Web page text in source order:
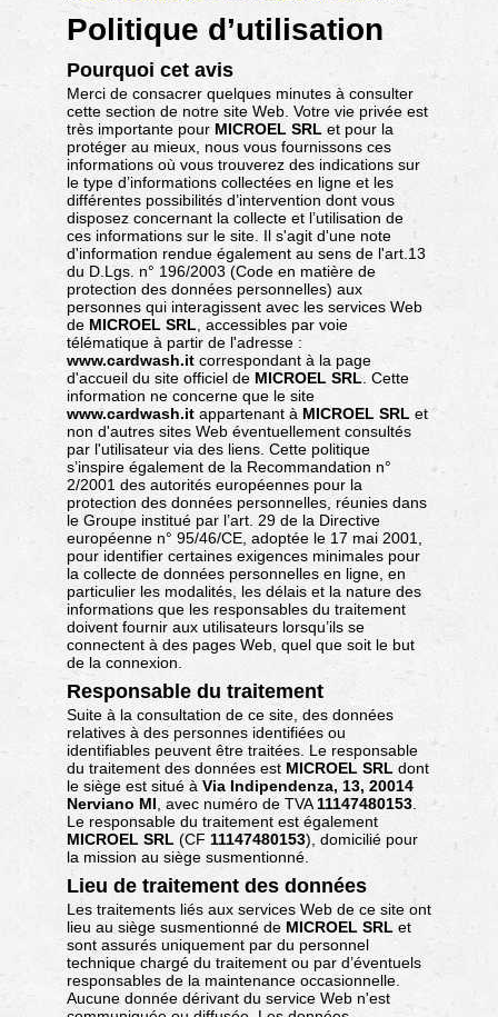
Politique d’utilisation
Pourquoi cet avis
Merci de consacrer quelques minutes à consulter
cette section de notre site Web. Votre vie privée est
très importante pour MICROEL SRL et pour la
protéger au mieux, nous vous fournissons ces
informations où vous trouverez des indications sur
le type d’informations collectées en ligne et les
différentes possibilités d’intervention dont vous
disposez concernant la collecte et l’utilisation de
ces informations sur le site. Il s'agit d'une note
d'information rendue également au sens de l'art.13
du D.Lgs. n° 196/2003 (Code en matière de
protection des données personnelles) aux
personnes qui interagissent avec les services Web
de MICROEL SRL , accessibles par voie
télématique à partir de l'adresse :
www.cardwash.it correspondant à la page
d'accueil du site officiel de MICROEL SRL . Cette
information ne concerne que le site
www.cardwash.it appartenant à MICROEL SRL et
non d'autres sites Web éventuellement consultés
par l'utilisateur via des liens. Cette politique
s’inspire également de la Recommandation n°
2/2001 des autorités européennes pour la
protection des données personnelles, réunies dans
le Groupe institué par l’art. 29 de la Directive
européenne n° 95/46/CE, adoptée le 17 mai 2001,
pour identifier certaines exigences minimales pour
la collecte de données personnelles en ligne, en
particulier les modalités, les délais et la nature des
informations que les responsables du traitement
doivent fournir aux utilisateurs lorsqu’ils se
connectent à des pages Web, quel que soit le but
de la connexion.
Responsable du traitement
Suite à la consultation de ce site, des données
relatives à des personnes identifiées ou
identifiables peuvent être traitées. Le responsable
du traitement des données est MICROEL SRL dont
le siège est situé à Via Indipendenza, 13, 20014
Nerviano MI , avec numéro de TVA 11147480153
Le responsable du traitement est également
MICROEL SRL (CF 11147480153), domicilié pour
la mission au siège susmentionné.
Lieu de traitement des données
Les traitements liés aux services Web de ce site ont
lieu au siège susmentionné de MICROEL SRL et
sont assurés uniquement par du personnel
technique chargé du traitement ou par d’éventuels
responsables de la maintenance occasionnelle.
Aucune donnée dérivant du service Web n'est